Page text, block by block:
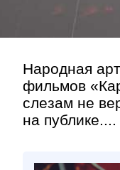
Народная
фильмов
слезам не
на публике....
Контакт»